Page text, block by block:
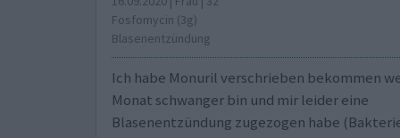
Fosfomycin (3g)
Blasenentzündung
Ich habe Monuril verschrieben bekommen
Monat schwanger bin und mir leider eine
Blasenentzündung zugezogen habe